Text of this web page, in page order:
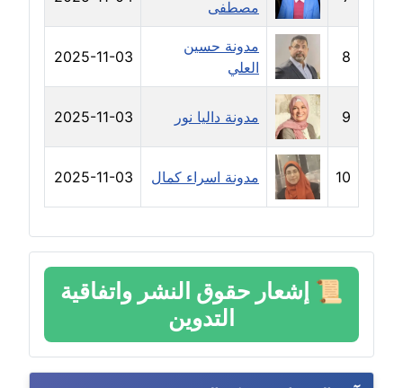
عاملة
مدونة شيماء مكى
عاملة
مدونة صفا غنيم
عاملة
مدونة صفاء فوزي
عاملة
مدونة صفية الجيار
مدونة طارق المسيري
عاملة
مصطفى
8
مدونة حسين
العلي
2025-11-03
9 مدونة داليا نور 2025-11-03
10 مدونة اسراء كمال 2025-11-03
📜 إشعار حقوق النشر واتفاقية
التدوين